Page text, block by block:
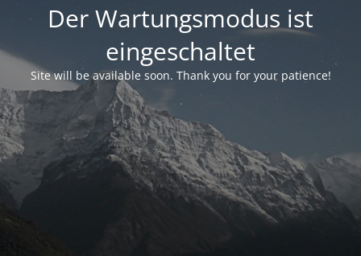
Der Wartungsmodus ist
eingeschaltet
Site will be available soon. Thank you for your patience!